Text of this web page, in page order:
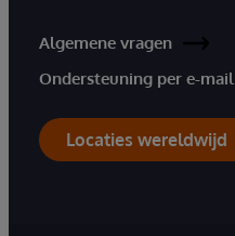
Algemene vragen
Ondersteuning per e-mail
Locaties wereldwijd